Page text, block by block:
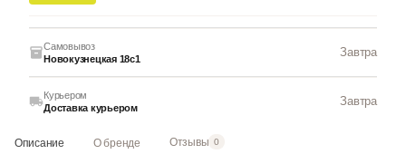
Самовывоз
Новокузнецкая 18с1
Завтра
Курьером
Доставка курьером
Завтра
Описание О бренде Отзывы 0